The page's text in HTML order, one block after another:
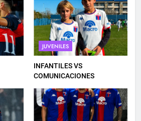
JUVENILES
INFANTILES VS
COMUNICACIONES
JUVENILES VS BANFIELD
JUVENILES
TRASPIÉ DE VISITA